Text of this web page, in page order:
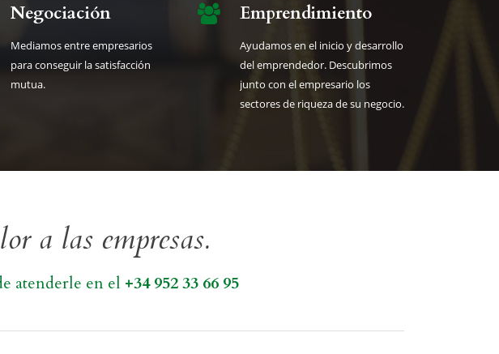
Negociación
Mediamos entre empresarios
para conseguir la satisfacción
mutua.
Emprendimiento
Ayudamos en el inicio y desarrollo
del emprendedor. Descubrimos
junto con el empresario los
sectores de riqueza de su negocio.
a las empresas.
atenderle en el +34 952 33 66 95